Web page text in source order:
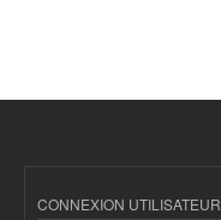
CONNEXION UTILISATEUR